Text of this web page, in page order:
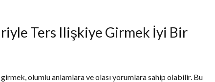
Ters Ilişkiye Girmek İyi Bir
olumlu anlamlara ve olası yorumlara sahip olabilir. Bu